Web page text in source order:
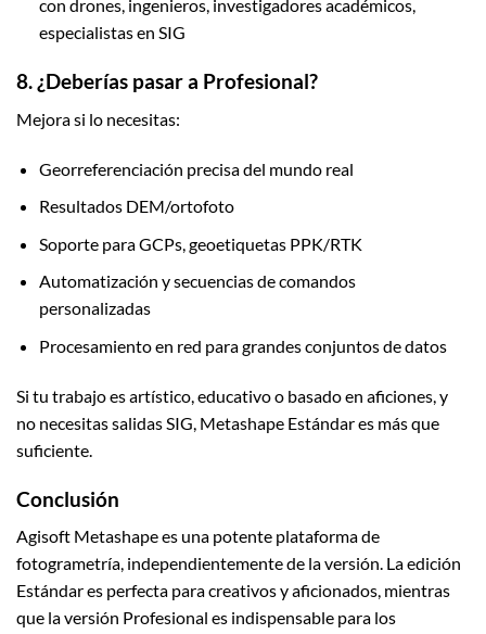
con drones, ingenieros, investigadores académicos,
especialistas en SIG
8. ¿Deberías pasar a Profesional?
Mejora si lo necesitas:
Georreferenciación precisa del mundo real
Resultados DEM/ortofoto
Soporte para GCPs, geoetiquetas PPK/RTK
Automatización y secuencias de comandos
personalizadas
Procesamiento en red para grandes conjuntos de datos
Si tu trabajo es artístico, educativo o basado en aficiones, y
no necesitas salidas SIG, Metashape Estándar es más que
suficiente.
Conclusión
Agisoft Metashape es una potente plataforma de
fotogrametría, independientemente de la versión. La edición
Estándar es perfecta para creativos y aficionados, mientras
que la versión Profesional es indispensable para los